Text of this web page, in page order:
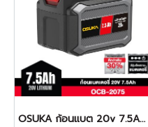
OSUKA ก้อนแบต 20v 7.5Ah OCB-2075 (สีเทา) V.24